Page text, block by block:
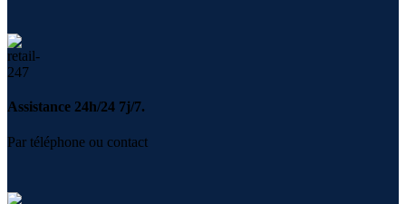
Assistance 24h/24 7j/7.
Par téléphone ou contact